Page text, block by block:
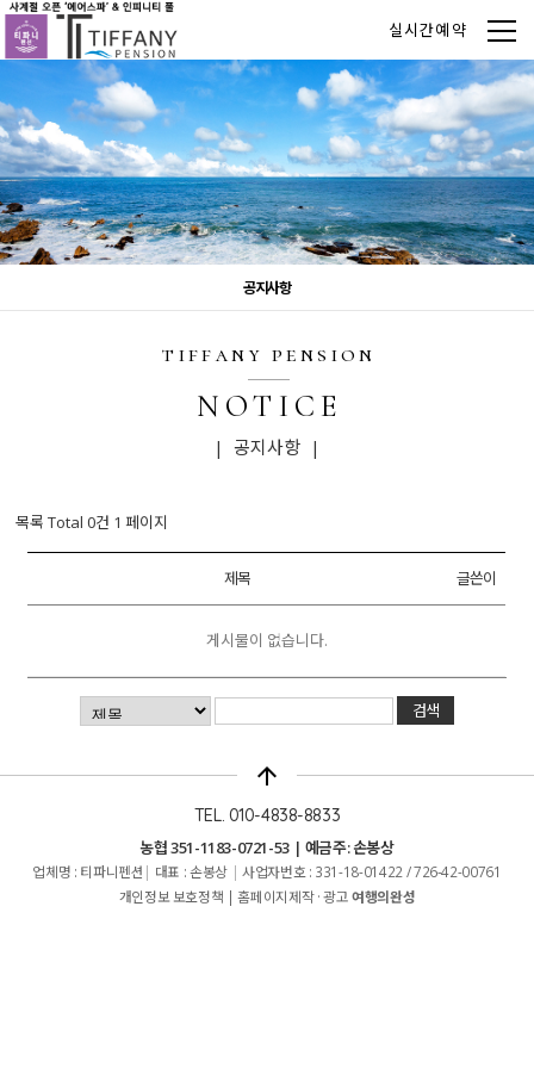
실시간예약
공지사항
tiffany pension
NOTICE
| 공지사항 |
목록 Total 0건 1 페이지
제목 글쓴이
게시물이 없습니다.
arrow_upward
TEL. 010-4838-8833
농협 351-1183-0721-53 | 예금주: 손봉상
업체명 : 티파니펜션 | 대표 : 손봉상 | 사업자번호 : 331-18-01422 / 726-42-00761
개인정보 보호정책 | 홈페이지제작 · 광고여행의완성